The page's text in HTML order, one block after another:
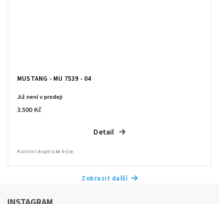
MUSTANG - MU 7539 - 04
Již není v prodeji
3.500 Kč
Detail
Zobrazit další